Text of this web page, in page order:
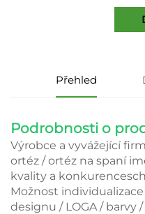
Přehled
Podrobnosti o
Výrobce a vyvážející
ortéz / ortéz na spaní
kvality a
Možnost
designu / LOGA / barvy